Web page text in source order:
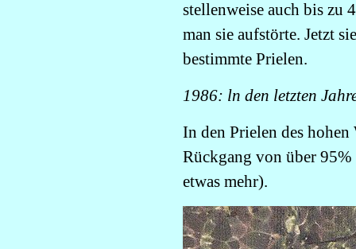
stellenweise auch bis zu
man sie aufstörte. Jetzt
bestimmte Prielen.
1986: ln den letzten
In den Prielen des
Rückgang von über 95%
etwas mehr).